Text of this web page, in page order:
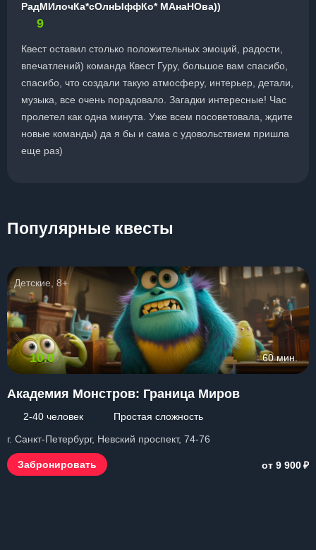
РадМИлочКа*сОлнЫффКо* МАнаНОва))
9
Квест оставил столько положительных эмоций, радости,
впечатлений) команда Квест Гуру, большое вам спасибо,
спасибо, что создали такую атмосферу, интерьер, детали,
музыка, все очень порадовало. Загадки интересные! Час
пролетел как одна минута. Уже всем посоветовала, ждите
новые команды) да я бы и сама с удовольствием пришла
еще раз)
Популярные квесты
Детские, 8+
10.0 60 мин.
Академия Монстров: Граница Миров
2-40 человек
Простая сложность
г. Санкт-Петербург, Невский проспект, 74-76
Забронировать от 9 900₽